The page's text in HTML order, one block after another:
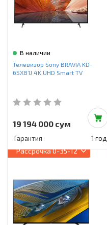
В наличии
Телевизор Sony BRAVIA KD-
65X81J 4K UHD Smart TV
19 194 000 сум
Гарантия 1 год
Рассрочка0-35-12